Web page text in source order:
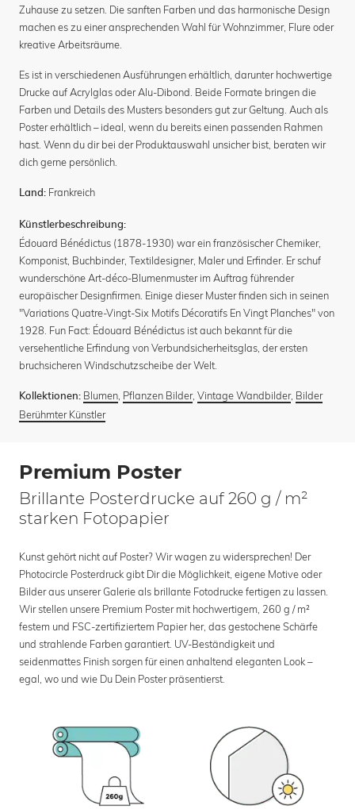
Zuhause zu setzen. Die sanften Farben und das harmonische Design
machen es zu einer ansprechenden Wahl für Wohnzimmer, Flure oder
kreative Arbeitsräume.
Es ist in verschiedenen Ausführungen erhältlich, darunter hochwertige
Drucke auf Acrylglas oder Alu-Dibond. Beide Formate bringen die
Farben und Details des Musters besonders gut zur Geltung. Auch als
Poster erhältlich – ideal, wenn du bereits einen passenden Rahmen
hast. Wenn du dir bei der Produktauswahl unsicher bist, beraten wir
dich gerne persönlich.
Land: Frankreich
Künstlerbeschreibung:
Édouard Bénédictus (1878-1930) war ein französischer Chemiker,
Komponist, Buchbinder, Textildesigner, Maler und Erfinder. Er schuf
wunderschöne Art-déco-Blumenmuster im Auftrag führender
europäischer Designfirmen. Einige dieser Muster finden sich in seinen
"Variations Quatre-Vingt-Six Motifs Décoratifs En Vingt Planches" von
1928. Fun Fact: Édouard Bénédictus ist auch bekannt für die
versehentliche Erfindung von Verbundsicherheitsglas, der ersten
bruchsicheren Windschutzscheibe der Welt.
Kollektionen: Blumen Pflanzen Bilder, Vintage Wandbilder, Bilder
Berühmter Künstler
Premium Poster
Brillante Posterdrucke auf 260 g / m²
starken Fotopapier
Kunst gehört nicht auf Poster? Wir wagen zu widersprechen! Der
Photocircle Posterdruck gibt Dir die Möglichkeit, eigene Motive oder
Bilder aus unserer Galerie als brillante Fotodrucke fertigen zu lassen.
Wir stellen unsere Premium Poster mit hochwertigem, 260 g / m²
festem und FSC-zertifiziertem Papier her, das gestochene Schärfe
und strahlende Farben garantiert. UV-Beständigkeit und
seidenmattes Finish sorgen für einen anhaltend eleganten Look –
egal, wo und wie Du Dein Poster präsentierst.